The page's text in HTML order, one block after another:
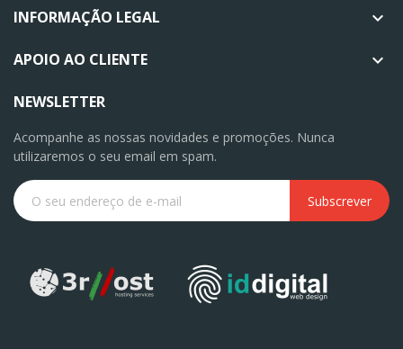
INFORMAÇÃO LEGAL 
APOIO AO CLIENTE 
NEWSLETTER
Acompanhe as nossas novidades e promoções. Nunca
utilizaremos o seu email em spam.
Subscrever